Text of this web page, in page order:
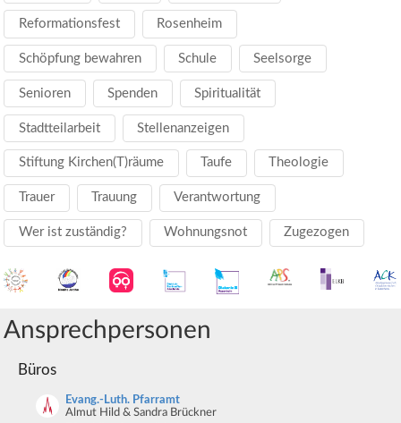
Reformationsfest Rosenheim
Schöpfung bewahren Schule Seelsorge
Senioren Spenden Spiritualität
Stadtteilarbeit Stellenanzeigen
Stiftung Kirchen(T)räume Taufe Theologie
Trauer Trauung Verantwortung
Wer ist zuständig? Wohnungsnot Zugezogen
Ansprechpersonen
Büros
Evang.-Luth. Pfarramt
Almut Hild & Sandra Brückner